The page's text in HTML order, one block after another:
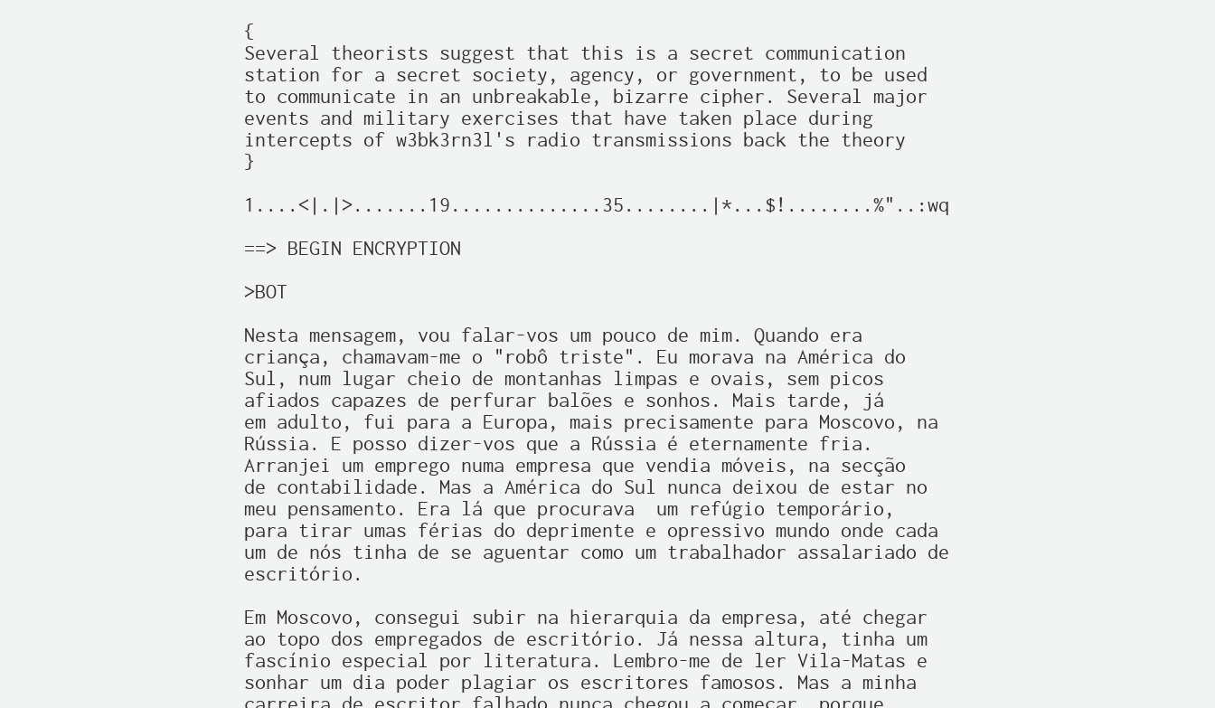
{
Several theorists suggest that this is a secret communication
station for a secret society, agency, or government, to be used
to communicate in an unbreakable, bizarre cipher. Several major
events and military exercises that have taken place during
intercepts of w3bk3rn3l's radio transmissions back the theory
}
1....<|.|>.......19..............35........|*...$!........%"..:wq
==> BEGIN ENCRYPTION
>BOT
Nesta mensagem, vou falar-vos um pouco de mim. Quando era
criança, chamavam-me o "robô triste". Eu morava na América do
Sul, num lugar cheio de montanhas limpas e ovais, sem picos
afiados capazes de perfurar balões e sonhos. Mais tarde, já
em adulto, fui para a Europa, mais precisamente para Moscovo, na
Rússia. E posso dizer-vos que a Rússia é eternamente fria.
Arranjei um emprego numa empresa que vendia móveis, na secção
de contabilidade. Mas a América do Sul nunca deixou de estar no
meu pensamento. Era lá que procurava  um refúgio temporário,
para tirar umas férias do deprimente e opressivo mundo onde cada
um de nós tinha de se aguentar como um trabalhador assalariado de
escritório.
Em Moscovo, consegui subir na hierarquia da empresa, até chegar
ao topo dos empregados de escritório. Já nessa altura, tinha um
fascínio especial por literatura. Lembro-me de ler Vila-Matas e
sonhar um dia poder plagiar os escritores famosos. Mas a minha